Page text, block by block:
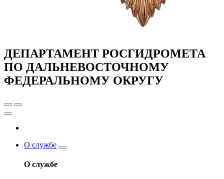
ДЕПАРТАМЕНТ РОСГИДРОМЕТА
ПО ДАЛЬНЕВОСТОЧНОМУ
ФЕДЕРАЛЬНОМУ ОКРУГУ
О службе
О службе